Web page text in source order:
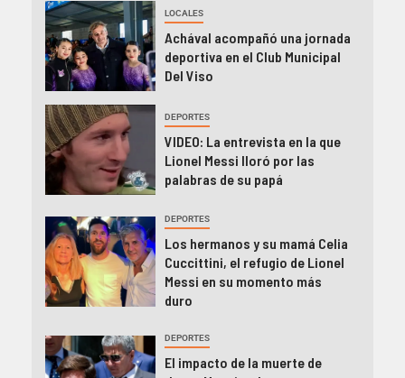
LOCALES
Achával acompañó una jornada
deportiva en el Club Municipal
Del Viso
DEPORTES
VIDEO: La entrevista en la que
Lionel Messi lloró por las
palabras de su papá
DEPORTES
Los hermanos y su mamá Celia
Cuccittini, el refugio de Lionel
Messi en su momento más
duro
DEPORTES
El impacto de la muerte de